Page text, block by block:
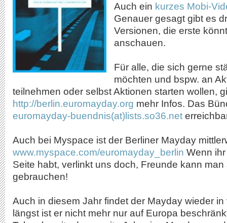
Auch ein kurzes Mobi-
Genauer gesagt gibt es
Versionen, die erste
anschauen.
Für alle, die sich gerne
möchten und bspw. an
teilnehmen oder selbst Aktionen starten wollen,
http://berlin.euromayday.org mehr Infos. Das
euromayday-buendnis(at)lists.so36.net
Auch bei Myspace ist der Berliner Mayday
www.myspace.com/euromayday_berlin Wenn
Seite habt, verlinkt uns doch, Freunde kann
gebrauchen!
Auch in diesem Jahr findet der Mayday wieder
längst ist er nicht mehr nur auf Europa